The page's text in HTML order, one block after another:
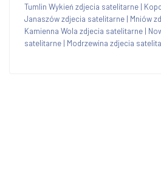
Tumlin Wykień zdjecia satelitarne |
Janaszów zdjecia satelitarne | Mniów
Kamienna Wola zdjecia satelitarne |
satelitarne | Modrzewina zdjecia